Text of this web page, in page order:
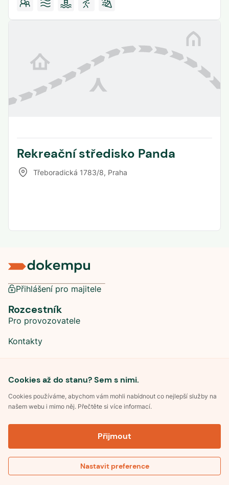
Rekreační středisko Panda
Třeboradická 1783/8, Praha
Kontakt
Cookies až do stanu? Sem s nimi.
Cookies používáme, abychom vám mohli nabídnout co nejlepší služby na
našem webu i mimo něj. Přečtěte si více informací.
Přijmout
Nastavit preference
Přihlášení pro majitele
Rozcestník
Pro provozovatele
Kontakty
Pravidla soutěže Kemp roku
Optimalizace pro vyhledávání